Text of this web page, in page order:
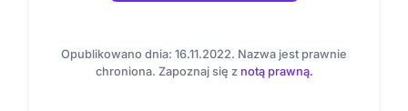
Opublikowano dnia: 16.11.2022. Nazwa jest prawnie
chroniona. Zapoznaj się z notą prawną.